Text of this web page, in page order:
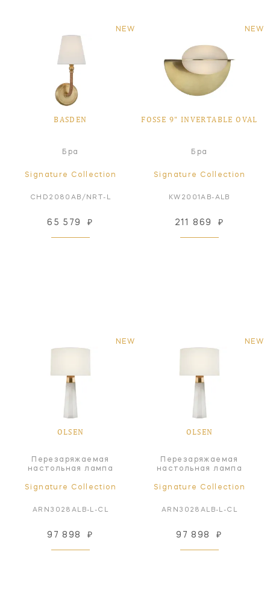
NEW
BASDEN
Бра
Signature Collection
CHD2080AB/NRT-L
65 579 ₽
NEW
FOSSE 9" INVERTABLE OVAL
Бра
Signature Collection
KW2001AB-ALB
211 869 ₽
NEW
OLSEN
Перезаряжаемая
настольная лампа
Signature Collection
ARN3028ALB-L-CL
97 898 ₽
NEW
OLSEN
Перезаряжаемая
настольная лампа
Signature Collection
ARN3028ALB-L-CL
97 898 ₽